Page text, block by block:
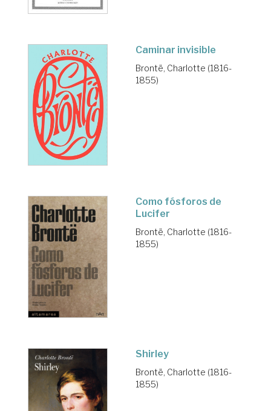
Caminar invisible
Brontë, Charlotte (1816-
1855)
Como fósforos de
Lucifer
Brontë, Charlotte (1816-
1855)
Shirley
Brontë, Charlotte (1816-
1855)